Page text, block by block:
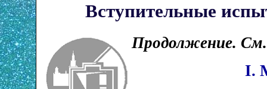
Вступительные
Продолжение.
I.